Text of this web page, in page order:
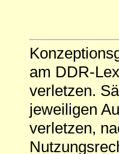
am DDR-
verletzen.
jeweiligen
verletzen,